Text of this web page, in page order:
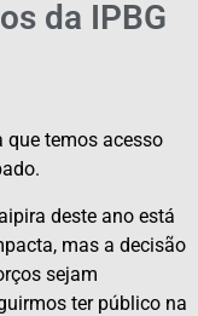
da IPBG
que temos acesso
deste ano está
mas a decisão
sejam
ter público na